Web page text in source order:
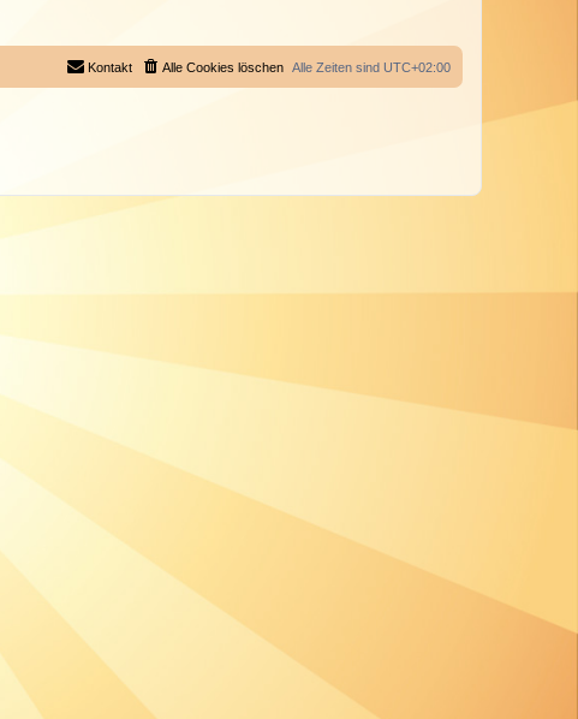
Alle Zeiten sind UTC+02:00
Alle Cookies löschen
Kontakt